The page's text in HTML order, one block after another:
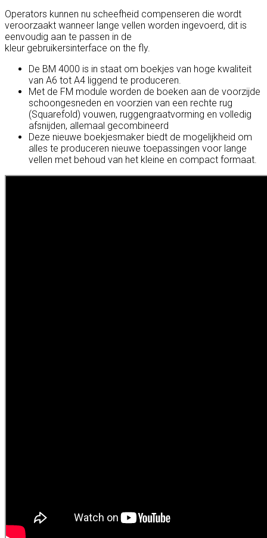
Operators kunnen nu scheefheid compenseren die wordt
veroorzaakt wanneer lange vellen worden ingevoerd, dit is
eenvoudig aan te passen in de
kleur gebruikersinterface on the fly.
De BM 4000 is in staat om boekjes van hoge kwaliteit
van A6 tot A4 liggend te produceren.
Met de FM module worden de boeken aan de voorzijde
schoongesneden en voorzien van een rechte rug
(Squarefold) vouwen, ruggengraatvorming en volledig
afsnijden, allemaal gecombineerd
Deze nieuwe boekjesmaker biedt de mogelijkheid om
alles te produceren nieuwe toepassingen voor lange
vellen met behoud van het kleine en compact formaat.